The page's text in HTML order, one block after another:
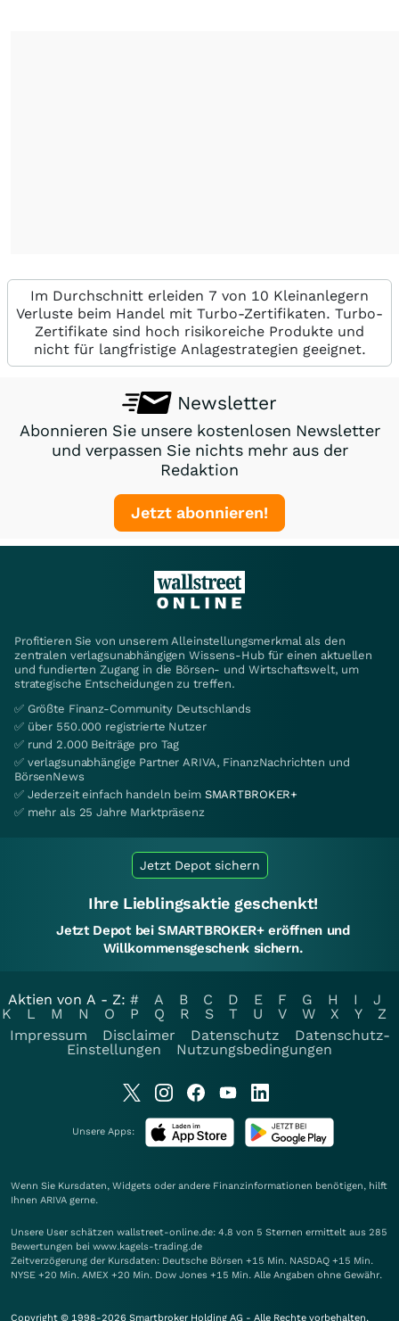
Im Durchschnitt erleiden 7 von 10 Kleinanlegern
Verluste beim Handel mit Turbo-Zertifikaten. Turbo-
Zertifikate sind hoch risikoreiche Produkte und
nicht für langfristige Anlagestrategien geeignet.
Newsletter
Abonnieren Sie unsere kostenlosen Newsletter
und verpassen Sie nichts mehr aus der
Redaktion
Jetzt abonnieren!
Profitieren Sie von unserem Alleinstellungsmerkmal als den
zentralen verlagsunabhängigen Wissens-Hub für einen aktuellen
und fundierten Zugang in die Börsen- und Wirtschaftswelt, um
strategische Entscheidungen zu treffen.
✅ Größte Finanz-Community Deutschlands
✅ über 550.000 registrierte Nutzer
✅ rund 2.000 Beiträge pro Tag
✅ verlagsunabhängige Partner ARIVA, FinanzNachrichten und
BörsenNews
✅ Jederzeit einfach handeln beim SMARTBROKER+
✅ mehr als 25 Jahre Marktpräsenz
Jetzt Depot sichern
Ihre Lieblingsaktie geschenkt!
Jetzt Depot bei SMARTBROKER+ eröffnen und
Willkommensgeschenk sichern.
Aktien von A - Z: # A B C D E F G H I
J
K
L M N O P Q R S T U V W X Y
Z
Impressum
Disclaimer Datenschutz
Datenschutz-
Einstellungen
Nutzungsbedingungen
Unsere Apps:
Wenn Sie Kursdaten, Widgets oder andere Finanzinformationen benötigen, hilft
Ihnen ARIVA gerne.
Unsere User schätzen wallstreet-online.de: 4.8 von 5 Sternen ermittelt aus 285
Bewertungen bei www.kagels-trading.de
Zeitverzögerung der Kursdaten: Deutsche Börsen +15 Min. NASDAQ +15 Min.
NYSE +20 Min. AMEX +20 Min. Dow Jones +15 Min. Alle Angaben ohne Gewähr.
Copyright © 1998-2026 Smartbroker Holding AG - Alle Rechte vorbehalten.